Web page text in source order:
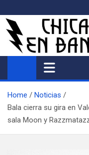
al
contenido
Home
Noticias
Bala cierra su gira en
sala Moon y